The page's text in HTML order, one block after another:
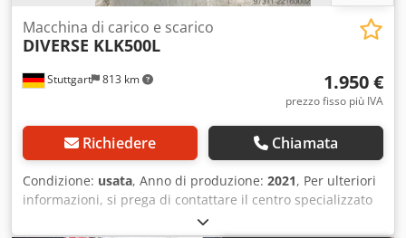
Stuttgart 813 km
Macchina di carico e scarico
DIVERSE KLK500L
1.950 €
prezzo fisso più IVA
Richiedere Chiamata
Condizione: usata, Anno di produzione: 2021, Per ulteriori
informazioni, si prega di contattare il centro specializzato
in macchinari usati. DE01 Djdpezfkycofx Aqgock